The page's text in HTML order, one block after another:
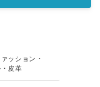
ッション・
皮革